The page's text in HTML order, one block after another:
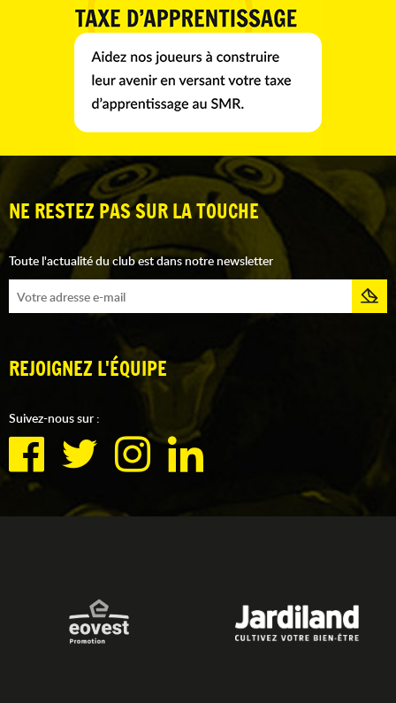
NE RESTEZ PAS SUR LA TOUCHE
Toute l'actualité du club est dans notre newsletter
REJOIGNEZ L'ÉQUIPE
Suivez-nous sur :